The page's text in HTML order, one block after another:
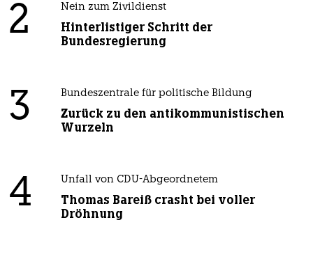
2 Nein zum Zivildienst
Hinterlistiger Schritt der
Bundesregierung
3 Bundeszentrale für politische Bildung
Zurück zu den antikommunistischen
Wurzeln
4 Unfall von CDU-Abgeordnetem
Thomas Bareiß crasht bei voller
Dröhnung